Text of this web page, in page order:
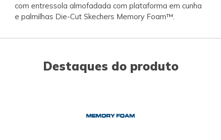
com entressola almofadada com plataforma em cunha
e palmilhas Die-Cut Skechers Memory Foam™.
Destaques do produto